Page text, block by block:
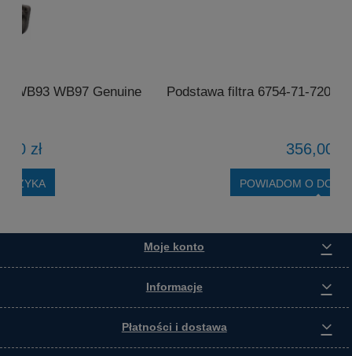
Podstawa filtra 6754-71-7200 Komatsu SAA6D107E
POWIADOM O DOSTĘPNOŚCI
Moje konto
Informacje
Płatności i dostawa